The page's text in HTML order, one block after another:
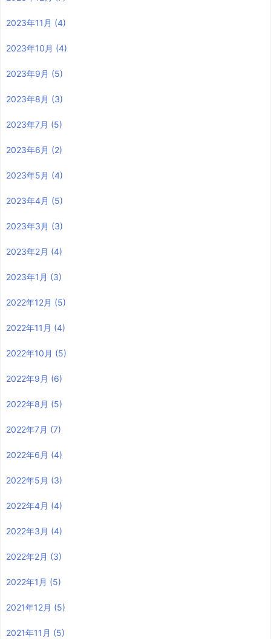
2023年11月 (4)
2023年10月 (4)
2023年9月 (5)
2023年8月 (3)
2023年7月 (5)
2023年6月 (2)
2023年5月 (4)
2023年4月 (5)
2023年3月 (3)
2023年2月 (4)
2023年1月 (3)
2022年12月 (5)
2022年11月 (4)
2022年10月 (5)
2022年9月 (6)
2022年8月 (5)
2022年7月 (7)
2022年6月 (4)
2022年5月 (3)
2022年4月 (4)
2022年3月 (4)
2022年2月 (3)
2022年1月 (5)
2021年12月 (5)
2021年11月 (5)